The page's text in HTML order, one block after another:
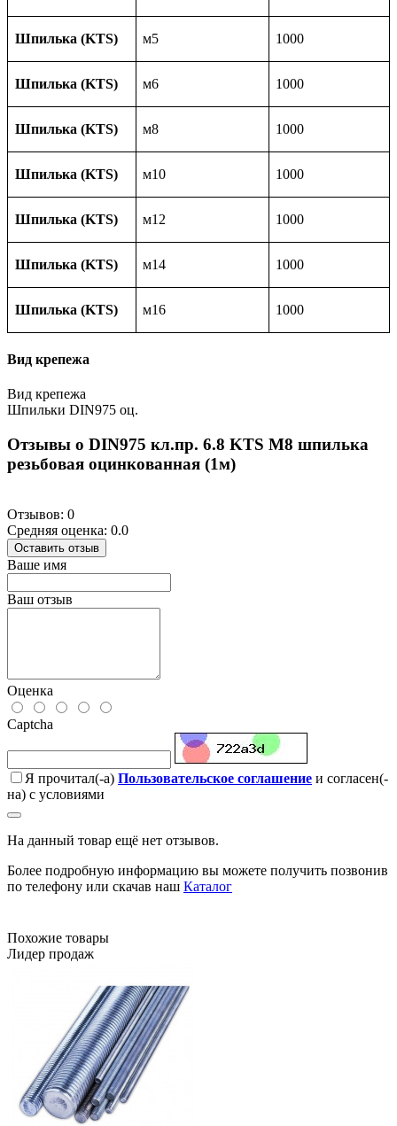
Шпилька (KTS) м5 1000
Шпилька (KTS) м6 1000
Шпилька (KTS) м8 1000
Шпилька (KTS) м10 1000
Шпилька (KTS) м12 1000
Шпилька (KTS) м14 1000
Шпилька (KTS) м16 1000
Вид крепежа
Вид крепежа
Шпильки DIN975 оц.
Отзывы о DIN975 кл.пр. 6.8 KTS М8 шпилька
резьбовая оцинкованная (1м)
Отзывов: 0
Средняя оценка: 0.0
Оставить отзыв
Ваше имя
Ваш отзыв
Оценка
Captcha
Я прочитал(-а) Пользовательское соглашение и согласен(-
на) с условиями
На данный товар ещё нет отзывов.
Более подробную информацию вы можете получить позвонив
по телефону или скачав наш Каталог
Похожие товары
Лидер продаж